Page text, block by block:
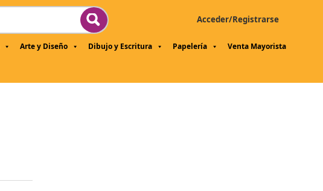
Acceder/Registrarse
Arte y Diseño Dibujo y Escritura Papelería Venta Mayorista